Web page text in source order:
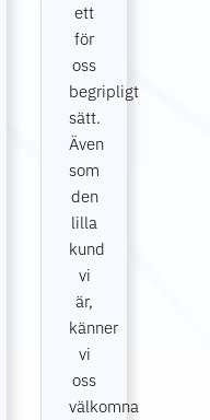
ett
för
oss
begripligt
sätt.
Även
som
den
lilla
kund
vi
är,
känner
vi
oss
välkomna